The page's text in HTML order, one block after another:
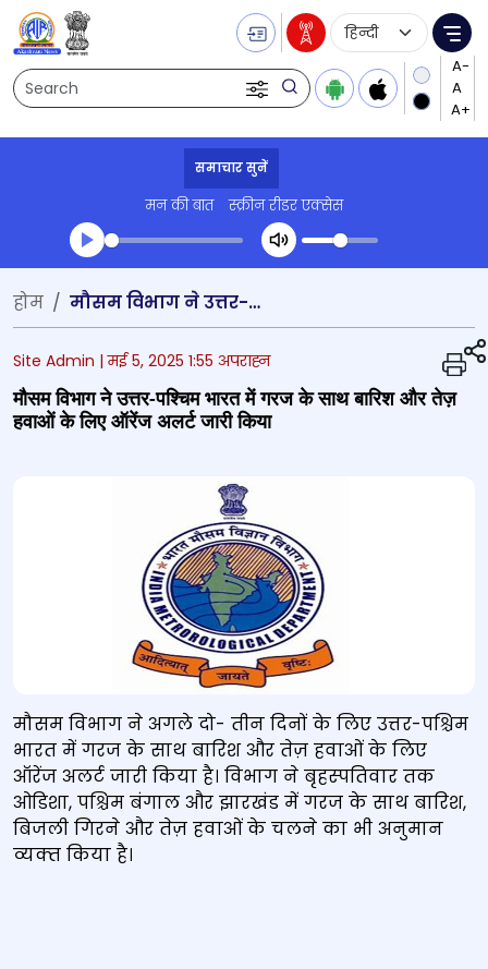
Search
Language
समाचार सुनें
मन की बात स्क्रीन रीडर एक्सेस
Transcript summary
प्ले ऑडियो
होम मौसम विभाग ने उत्तर-पश्चिम भारत में गरज के साथ बारिश और तेज़ हवाओं के लिए ऑरेंज अलर्ट जारी किया
Site Admin |मई 5, 2025 1:55 अपराह्न
मौसम विभाग ने उत्तर-पश्चिम भारत में गरज के साथ बारिश और तेज़
हवाओं के लिए ऑरेंज अलर्ट जारी किया
मौसम विभाग ने अगले दो- तीन दिनों के लिए उत्तर-पश्चिम
भारत में गरज के साथ बारिश और तेज़ हवाओं के लिए
ऑरेंज अलर्ट जारी किया है। विभाग ने बृहस्‍पतिवार तक
ओडिशा, पश्चिम बंगाल और झारखंड में गरज के साथ बारिश,
बिजली गिरने और तेज़ हवाओं के चलने का भी अनुमान
व्‍यक्‍त किया है।